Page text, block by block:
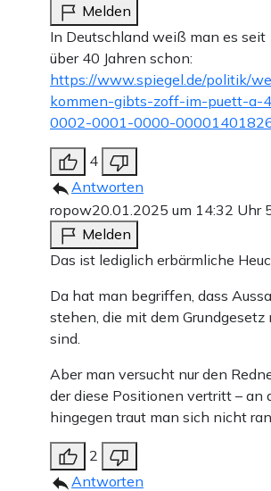
Melden
In Deutschland weiß man es seit
über 40 Jahren schon:
https://www.spiegel.de/politik/
kommen-gibts-zoff-im-puett-a-
0002-0001-0000-
4
Antworten
ropow20.01.2025 um 14:32 Uhr
Melden
Das ist lediglich erbärmliche
Da hat man begriffen, dass
stehen, die mit dem
sind.
Aber man versucht nur den
der diese Positionen vertritt – an
hingegen traut man sich nicht ran.
2
Antworten